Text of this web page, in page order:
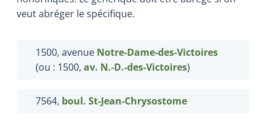
veut abréger le spécifique.
1500, avenue Notre-Dame-des-Victoires
(ou : 1500, av. N.-D.-des-Victoires)
7564, boul. St-Jean-Chrysostome